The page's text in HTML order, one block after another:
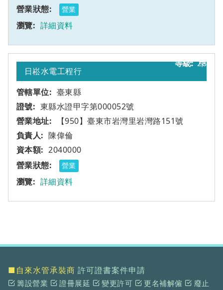
營業
詳細資料
28
日崧水電工程行
臺東縣
東縣水證甲字第000052號
【950】臺東市岩灣里岩灣路151號
甲
陳偉倫
2040000
營業
詳細資料
■自來水管承裝商 許可證書案件申請
籌設營業 證冊展延 變更許可 更名補解僱
廢止